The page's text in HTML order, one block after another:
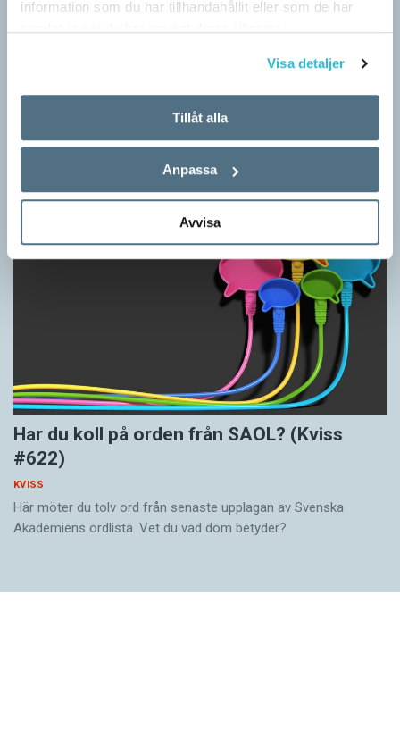
information som du har tillhandahållit eller som de har
Visa detaljer
Tillåt alla
Anpassa
Avvisa
Kan du identifiera språket? (Kviss #623)
Här möter du tolv texter om svenska skådespelare på olika
språk hämtade från Wikipedia. Men vilka är språken?
Har du koll på orden från SAOL? (Kviss
#622)
KVISS
Här möter du tolv ord från senaste upplagan av Svenska
Akademiens ordlista. Vet du vad dom betyder?